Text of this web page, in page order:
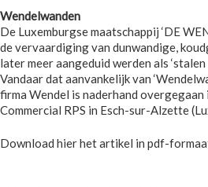
Wendelwanden
De Luxemburgse maatschappij ‘DE
de vervaardiging van dunwandige,
later meer aangeduid werden als ‘stalen
Vandaar dat aanvankelijk van
firma Wendel is naderhand
Commercial RPS in Esch-sur-Alzette
Download hier het artikel in pdf-